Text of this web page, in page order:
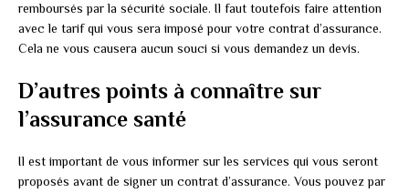
remboursés par la sécurité sociale. Il faut toutefois faire attention
avec le tarif qui vous sera imposé pour votre contrat d’assurance.
Cela ne vous causera aucun souci si vous demandez un devis.
D’autres points à connaître sur
l’assurance santé
Il est important de vous informer sur les services qui vous seront
proposés avant de signer un contrat d’assurance. Vous pouvez par